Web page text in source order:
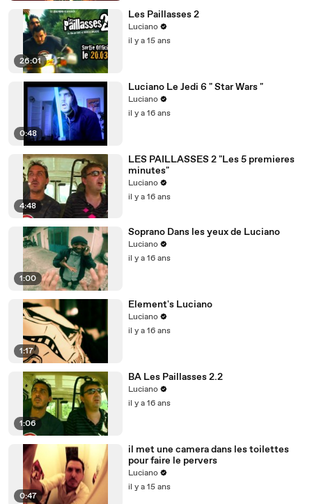
26:01
Les Paillasses 2
Luciano
il y a 15 ans
0:48
Luciano Le Jedi 6 " Star Wars "
Luciano
il y a 16 ans
4:48
LES PAILLASSES 2 "Les 5 premieres
minutes"
Luciano
il y a 16 ans
1:00
Soprano Dans les yeux de Luciano
Luciano
il y a 16 ans
1:17
Element's Luciano
Luciano
il y a 16 ans
1:06
BA Les Paillasses 2.2
Luciano
il y a 16 ans
0:47
il met une camera dans les toilettes
pour faire le pervers
Luciano
il y a 15 ans